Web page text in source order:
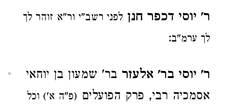
ר' יוסי דכפר חנן לפני רשב"י ור"א זוהר לך
לך ערמ"ב:
ר' יוסי בר' אלעזר בר' שמעון בן יוחאי
אסמכיה רבי, פרק הפועלים (פ"ה א') וכל